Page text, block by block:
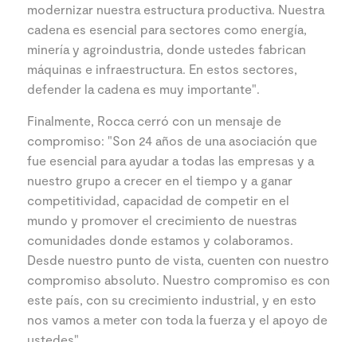
modernizar nuestra estructura productiva. Nuestra
cadena es esencial para sectores como energía,
minería y agroindustria, donde ustedes fabrican
máquinas e infraestructura. En estos sectores,
defender la cadena es muy importante".
Finalmente, Rocca cerró con un mensaje de
compromiso: "Son 24 años de una asociación que
fue esencial para ayudar a todas las empresas y a
nuestro grupo a crecer en el tiempo y a ganar
competitividad, capacidad de competir en el
mundo y promover el crecimiento de nuestras
comunidades donde estamos y colaboramos.
Desde nuestro punto de vista, cuenten con nuestro
compromiso absoluto. Nuestro compromiso es con
este país, con su crecimiento industrial, y en esto
nos vamos a meter con toda la fuerza y el apoyo de